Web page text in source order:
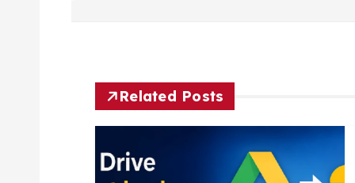
Related Posts